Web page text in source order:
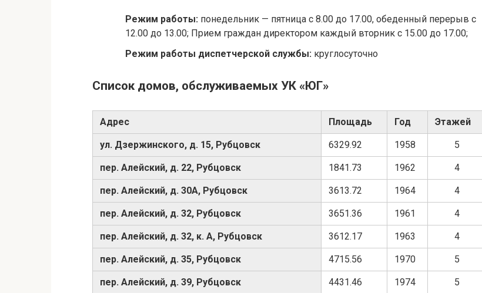
Режим работы: понедельник — пятница с 8.00 до 17.00, обеденный перерыв с
12.00 до 13.00; Прием граждан директором каждый вторник с 15.00 до 17.00;
Режим работы диспетчерской службы: круглосуточно
Список домов, обслуживаемых УК «ЮГ»
Адрес Площадь Год Этажей
ул. Дзержинского, д. 15, Рубцовск 6329.92 1958 5
пер. Алейский, д. 22, Рубцовск 1841.73 1962 4
пер. Алейский, д. 30А, Рубцовск 3613.72 1964 4
пер. Алейский, д. 32, Рубцовск 3651.36 1961 4
пер. Алейский, д. 32, к. А, Рубцовск 3612.17 1963 4
пер. Алейский, д. 35, Рубцовск 4715.56 1970 5
пер. Алейский, д. 39, Рубцовск 4431.46 1974 5